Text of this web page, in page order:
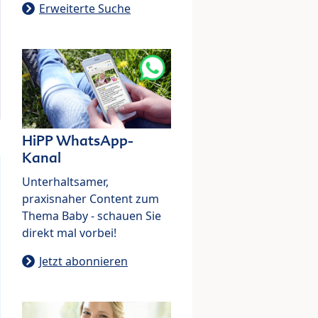
Erweiterte Suche
HiPP WhatsApp-
Kanal
Unterhaltsamer,
praxisnaher Content zum
Thema Baby - schauen Sie
direkt mal vorbei!
Jetzt abonnieren